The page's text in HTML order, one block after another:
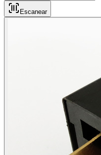
Escanear